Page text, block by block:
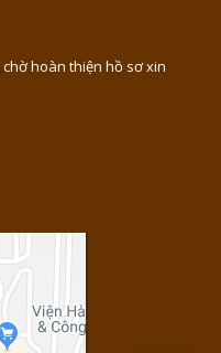
hoàn thiện hồ sơ xin